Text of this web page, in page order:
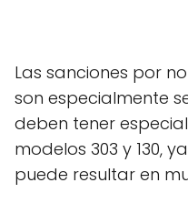
Las sanciones por
son especialmente
deben tener
modelos 303 y 130,
puede resultar en